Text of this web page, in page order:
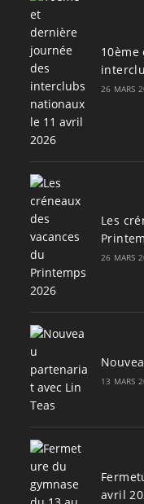
26 MARS
Les
26 MARS
13 MARS
avril